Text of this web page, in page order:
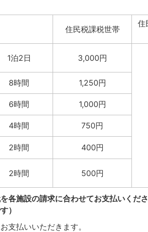
住民税課税世帯
住
1泊2日 3,000円
8時間 1,250円
6時間 1,000円
4時間 750円
2時間 400円
2時間 500円
各施設の請求に合わせてお支払いくだ
）
支払いいただきます。